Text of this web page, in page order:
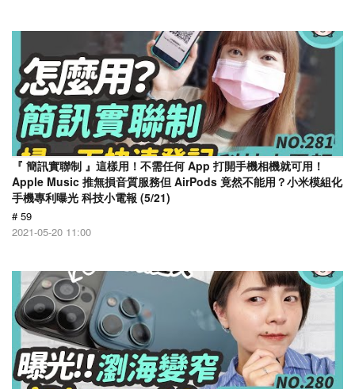
『 簡訊實聯制 』這樣用！不需任何 App 打開手機相機就可用！
Apple Music 推無損音質服務但 AirPods 竟然不能用？小米模組化
手機專利曝光 科技小電報 (5/21)
# 59
2021-05-20 11:00